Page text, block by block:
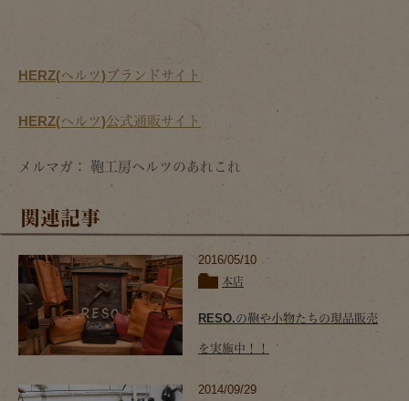
HERZ(ヘルツ)ブランドサイト
HERZ(ヘルツ)公式通販サイト
メルマガ： 鞄工房ヘルツのあれこれ
関連記事
2016/05/10
本店
RESO.の鞄や小物たちの現品販売
を実施中！！
2014/09/29